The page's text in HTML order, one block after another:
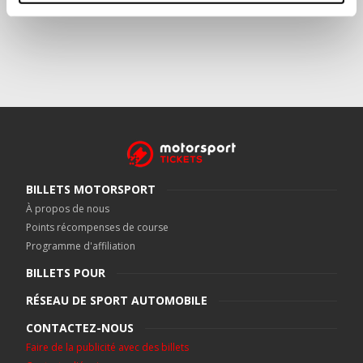
BILLETS MOTORSPORT
À propos de nous
Points récompenses de course
Programme d'affiliation
BILLETS POUR
RÉSEAU DE SPORT AUTOMOBILE
CONTACTEZ-NOUS
Faire de la publicité avec des billets